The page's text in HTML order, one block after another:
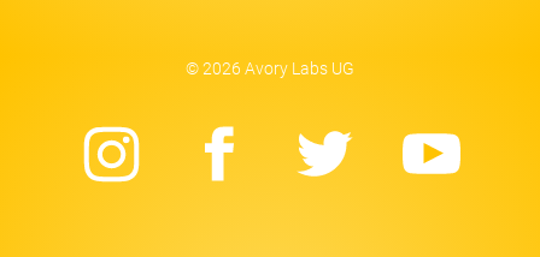
© 2026 Avory Labs UG
Instagram
Facebook
Twitter